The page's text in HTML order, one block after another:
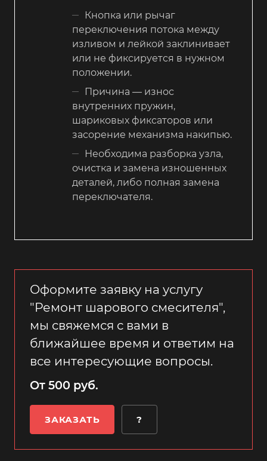
Кнопка или рычаг
переключения потока между
изливом и лейкой заклинивает
или не фиксируется в нужном
положении.
Причина — износ
внутренних пружин,
шариковых фиксаторов или
засорение механизма накипью.
Необходима разборка узла,
очистка и замена изношенных
деталей, либо полная замена
переключателя.
Оформите заявку на услугу
"Ремонт шарового смесителя",
мы свяжемся с вами в
ближайшее время и ответим на
все интересующие вопросы.
От 500 руб.
ЗАКАЗАТЬ ?